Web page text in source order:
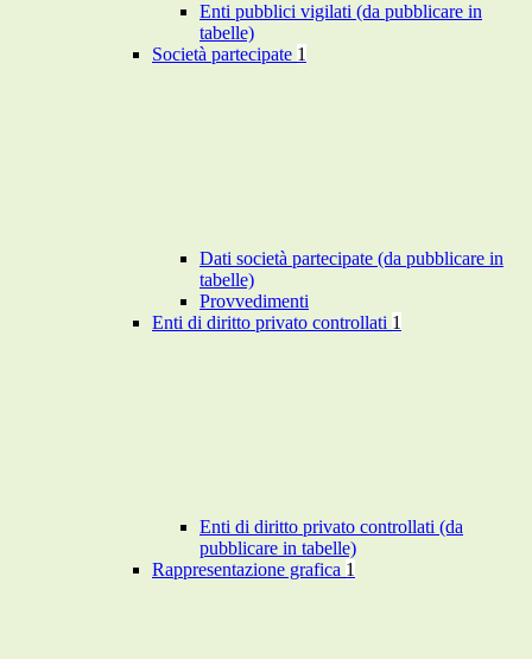
Enti pubblici vigilati (da pubblicare in
tabelle)
Società partecipate 1
Dati società partecipate (da pubblicare in
tabelle)
Provvedimenti
Enti di diritto privato controllati 1
Enti di diritto privato controllati (da
pubblicare in tabelle)
Rappresentazione grafica 1